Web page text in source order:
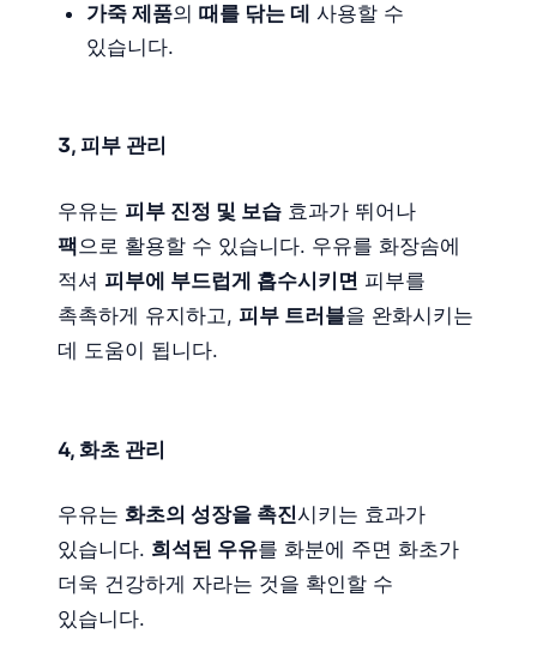
가죽 제품의 때를 닦는 데 사용할 수
있습니다.
3, 피부 관리
우유는 피부 진정 및 보습 효과가 뛰어나
팩으로 활용할 수 있습니다. 우유를 화장솜에
적셔 피부에 부드럽게 흡수시키면 피부를
촉촉하게 유지하고, 피부 트러블을 완화시키는
데 도움이 됩니다.
4, 화초 관리
우유는 화초의 성장을 촉진시키는 효과가
있습니다. 희석된 우유를 화분에 주면 화초가
더욱 건강하게 자라는 것을 확인할 수
있습니다.